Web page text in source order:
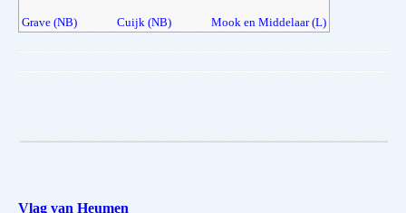
Grave (NB) Cuijk (NB) Mook en Middelaar (L)
Vlag van Heumen